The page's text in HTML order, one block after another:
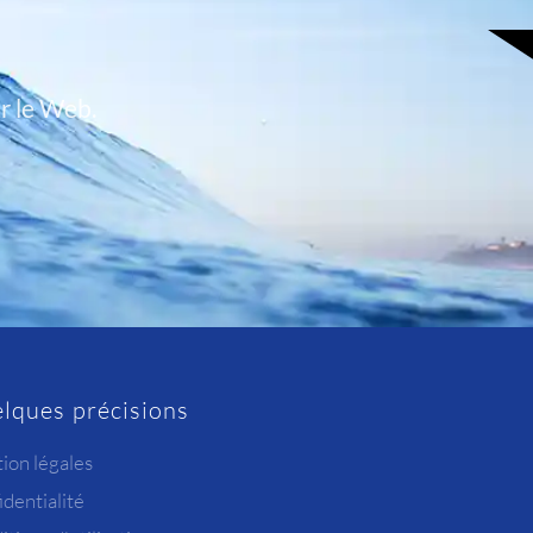
le Web.
précisions
légales